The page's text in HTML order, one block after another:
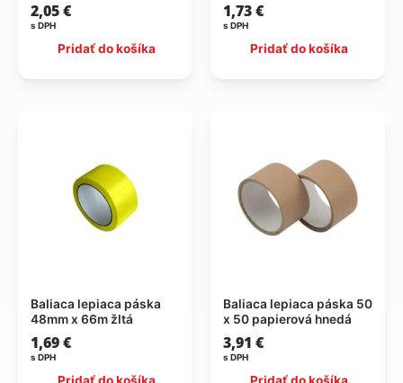
2,05€
s DPH
Pridať do košíka
1,73€
s DPH
Pridať do košíka
Baliaca lepiaca páska
48mm x 66m žltá
1,69€
s DPH
Baliaca lepiaca páska 50
x 50 papierová hnedá
3,91 €
s DPH